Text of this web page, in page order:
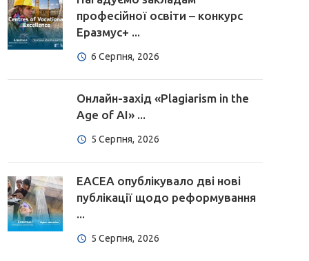
професійної освіти – конкурс
Еразмус+ ...
6 Серпня, 2026
Онлайн-захід «Plagiarism in the
Age of AI» ...
5 Серпня, 2026
EACEA опублікувало дві нові
публікації щодо реформування
...
5 Серпня, 2026